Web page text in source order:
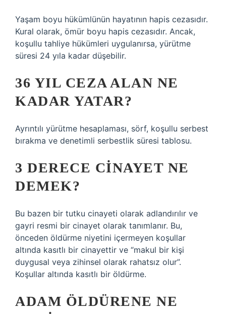
Yaşam boyu hükümlünün hayatının hapis cezasıdır.
Kural olarak, ömür boyu hapis cezasıdır. Ancak,
koşullu tahliye hükümleri uygulanırsa, yürütme
süresi 24 yıla kadar düşebilir.
36 YIL CEZA ALAN NE
KADAR YATAR?
Ayrıntılı yürütme hesaplaması, sörf, koşullu serbest
bırakma ve denetimli serbestlik süresi tablosu.
3 DERECE CINAYET NE
DEMEK?
Bu bazen bir tutku cinayeti olarak adlandırılır ve
gayri resmi bir cinayet olarak tanımlanır. Bu,
önceden öldürme niyetini içermeyen koşullar
altında kasıtlı bir cinayettir ve “makul bir kişi
duygusal veya zihinsel olarak rahatsız olur”.
Koşullar altında kasıtlı bir öldürme.
ADAM ÖLDÜRENE NE